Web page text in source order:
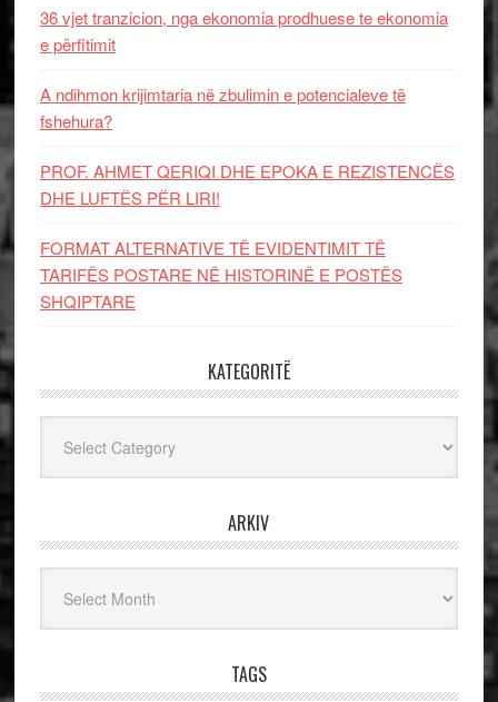
36 vjet tranzicion, nga ekonomia prodhuese te ekonomia
e përfitimit
A ndihmon krijimtaria në zbulimin e potencialeve të
fshehura?
PROF. AHMET QERIQI DHE EPOKA E REZISTENCЁS
DHE LUFTЁS PЁR LIRI!
FORMAT ALTERNATIVE TË EVIDENTIMIT TË
TARIFËS POSTARE NË HISTORINË E POSTËS
SHQIPTARE
KATEGORITË
ARKIV
TAGS